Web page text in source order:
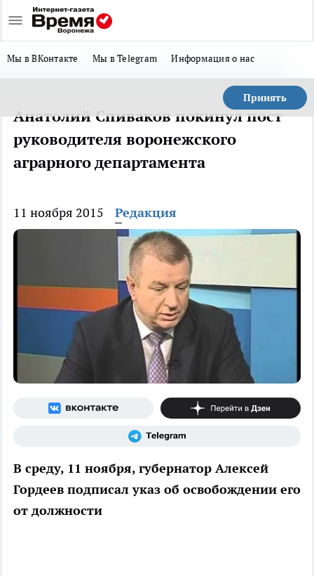
Мы в ВКонтакте Мы в Telegram Информация о нас
Принять
Анатолий Спиваков покинул пост
руководителя воронежского
аграрного департамента
11 ноября 2015 Редакция
В среду, 11 ноября, губернатор Алексей
Гордеев подписал указ об освобождении его
от должности